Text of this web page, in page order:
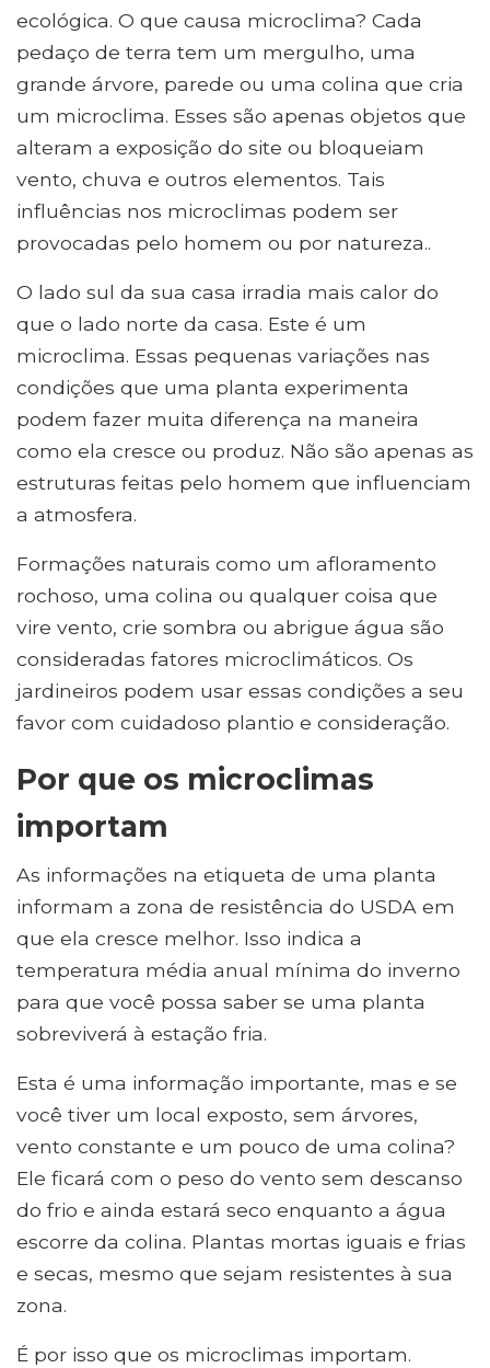
ecológica. O que causa microclima? Cada
pedaço de terra tem um mergulho, uma
grande árvore, parede ou uma colina que cria
um microclima. Esses são apenas objetos que
alteram a exposição do site ou bloqueiam
vento, chuva e outros elementos. Tais
influências nos microclimas podem ser
provocadas pelo homem ou por natureza..
O lado sul da sua casa irradia mais calor do
que o lado norte da casa. Este é um
microclima. Essas pequenas variações nas
condições que uma planta experimenta
podem fazer muita diferença na maneira
como ela cresce ou produz. Não são apenas as
estruturas feitas pelo homem que influenciam
a atmosfera.
Formações naturais como um afloramento
rochoso, uma colina ou qualquer coisa que
vire vento, crie sombra ou abrigue água são
consideradas fatores microclimáticos. Os
jardineiros podem usar essas condições a seu
favor com cuidadoso plantio e consideração.
Por que os microclimas
importam
As informações na etiqueta de uma planta
informam a zona de resistência do USDA em
que ela cresce melhor. Isso indica a
temperatura média anual mínima do inverno
para que você possa saber se uma planta
sobreviverá à estação fria.
Esta é uma informação importante, mas e se
você tiver um local exposto, sem árvores,
vento constante e um pouco de uma colina?
Ele ficará com o peso do vento sem descanso
do frio e ainda estará seco enquanto a água
escorre da colina. Plantas mortas iguais e frias
e secas, mesmo que sejam resistentes à sua
zona.
É por isso que os microclimas importam.